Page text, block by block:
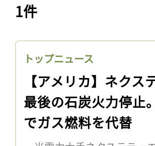
1件
トップニュース
【アメリカ】ネク
最後の石炭火力停止
でガス燃料を代替